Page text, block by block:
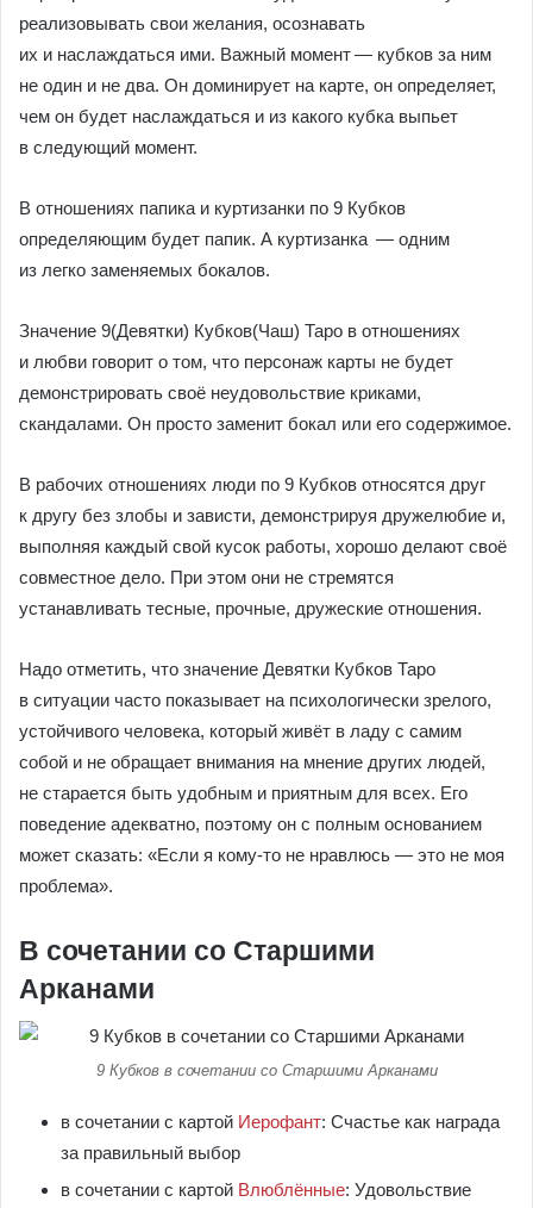
реализовывать свои желания, осознавать
их и наслаждаться ими. Важный момент — кубков за ним
не один и не два. Он доминирует на карте, он определяет,
чем он будет наслаждаться и из какого кубка выпьет
в следующий момент.
В отношениях папика и куртизанки по 9 Кубков
определяющим будет папик. А куртизанка — одним
из легко заменяемых бокалов.
Значение 9(Девятки) Кубков(Чаш) Таро в отношениях
и любви говорит о том, что персонаж карты не будет
демонстрировать своё неудовольствие криками,
скандалами. Он просто заменит бокал или его содержимое.
В рабочих отношениях люди по 9 Кубков относятся друг
к другу без злобы и зависти, демонстрируя дружелюбие и,
выполняя каждый свой кусок работы, хорошо делают своё
совместное дело. При этом они не стремятся
устанавливать тесные, прочные, дружеские отношения.
Надо отметить, что значение Девятки Кубков Таро
в ситуации часто показывает на психологически зрелого,
устойчивого человека, который живёт в ладу с самим
собой и не обращает внимания на мнение других людей,
не старается быть удобным и приятным для всех. Его
поведение адекватно, поэтому он с полным основанием
может сказать: «Если я кому-то не нравлюсь — это не моя
проблема».
В сочетании со Старшими
Арканами
9 Кубков в сочетании со Старшими Арканами
в сочетании с картой Иерофант: Счастье как награда
за правильный выбор
в сочетании с картой Влюблённые: Удовольствие